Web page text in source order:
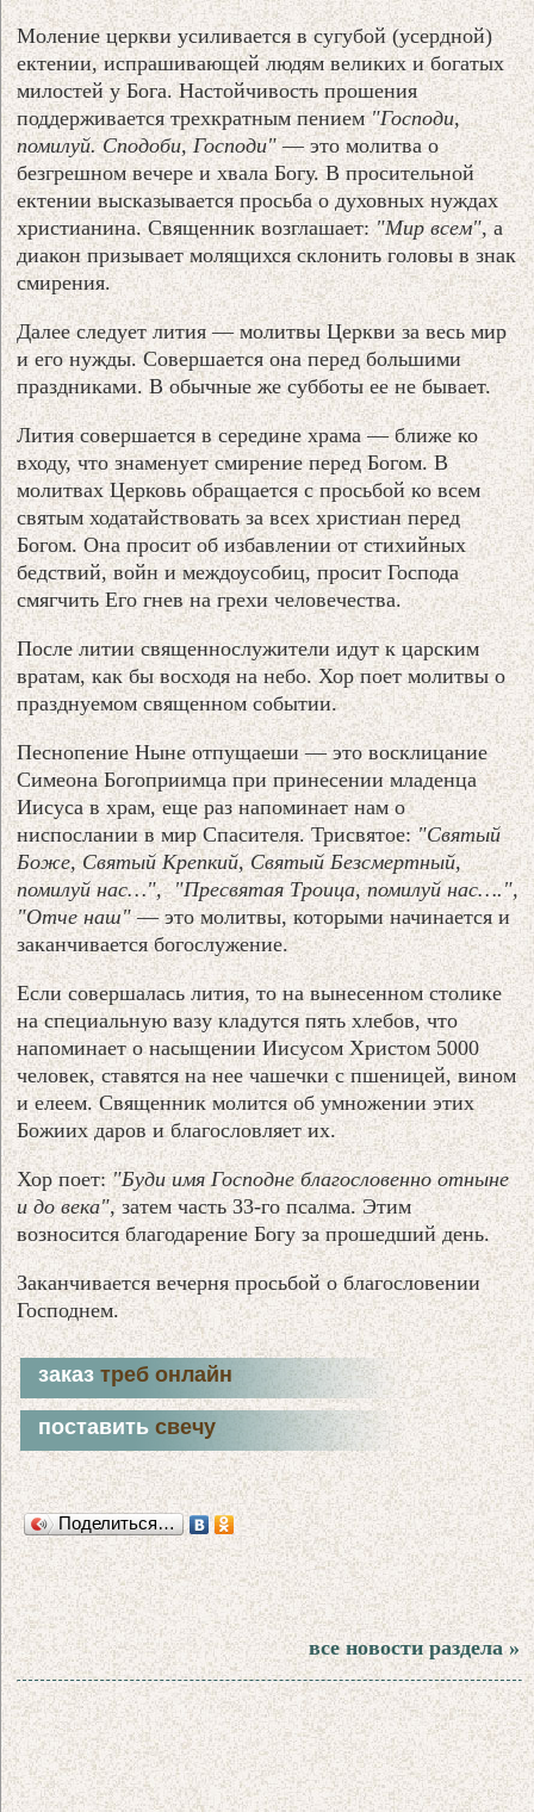
Моление церкви усиливается в сугубой (усердной)
ектении, испрашивающей людям великих и богатых
милостей у Бога. Настойчивость прошения
поддерживается трехкратным пением"Господи,
помилуй. Сподоби, Господи"— это молитва о
безгрешном вечере и хвала Богу. В просительной
ектении высказывается просьба о духовных нуждах
христианина. Священник возглашает:"Мир всем", а
диакон призывает молящихся склонить головы в знак
смирения.
Далее следует лития — молитвы Церкви за весь мир
и его нужды. Совершается она перед большими
праздниками. В обычные же субботы ее не бывает.
Лития совершается в середине храма — ближе ко
входу, что знаменует смирение перед Богом. В
молитвах Церковь обращается с просьбой ко всем
святым ходатайствовать за всех христиан перед
Богом. Она просит об избавлении от стихийных
бедствий, войн и междоусобиц, просит Господа
смягчить Его гнев на грехи человечества.
После литии священнослужители идут к царским
вратам, как бы восходя на небо. Хор поет молитвы о
празднуемом священном событии.
Песнопение Ныне отпущаеши — это восклицание
Симеона Богоприимца при принесении младенца
Иисуса в храм, еще раз напоминает нам о
ниспослании в мир Спасителя. Трисвятое:"Святый
Боже, Святый Крепкий, Святый Безсмертный,
помилуй нас…", "Пресвятая Троица, помилуй нас….",
"Отче наш"— это молитвы, которыми начинается и
заканчивается богослужение.
Если совершалась лития, то на вынесенном столике
на специальную вазу кладутся пять хлебов, что
напоминает о насыщении Иисусом Христом 5000
человек, ставятся на нее чашечки с пшеницей, вином
и елеем. Священник молится об умножении этих
Божиих даров и благословляет их.
Хор поет:"Буди имя Господне благословенно отныне
и до века", затем часть 33-го псалма. Этим
возносится благодарение Богу за прошедший день.
Заканчивается вечерня просьбой о благословении
Господнем.
заказтреб онлайн
поставитьсвечу
Поделиться…
все новости раздела »